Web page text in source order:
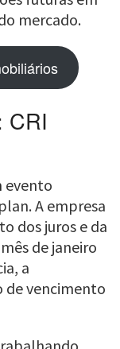
mercado.
CRI
evento
A empresa
dos juros e da
de janeiro
a
de vencimento